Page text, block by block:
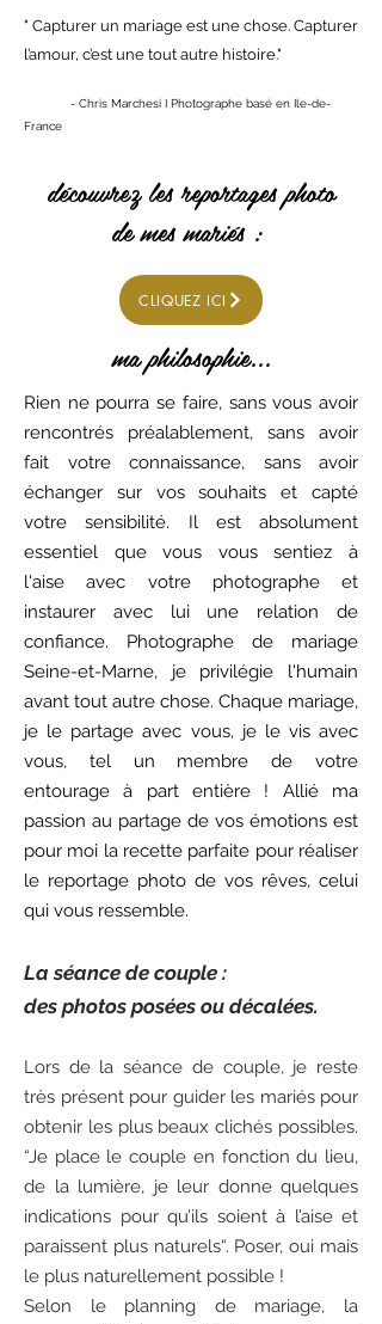
" Capturer un mariage est une chose. Capturer
l’amour, c’est une tout autre histoire."
- Chris Marchesi I Photographe basé en Ile-de-
France
découvrez les reportages photo
de mes mariés :
CLIQUEZ ICI
ma philosophie...
Rien ne pourra se faire, sans vous avoir
rencontrés préalablement, sans avoir
fait votre connaissance, sans avoir
échanger sur vos souhaits et capté
votre sensibilité. Il est absolument
essentiel que vous vous sentiez à
l'aise avec votre photographe et
instaurer avec lui une relation de
confiance. Photographe de mariage
Seine-et-Marne, je privilégie l'humain
avant tout autre chose. Chaque mariage,
je le partage avec vous, je le vis avec
vous, tel un membre de votre
entourage à part entière ! Allié ma
passion au partage de vos émotions est
pour moi la recette parfaite pour réaliser
le reportage photo de vos rêves, celui
qui vous ressemble.
La séance de couple :
des photos posées ou décalées.
Lors de la séance de couple, je reste
très présent pour guider les mariés pour
obtenir les plus beaux clichés possibles.
“Je place le couple en fonction du lieu,
de la lumière, je leur donne quelques
indications pour qu’ils soient à l’aise et
paraissent plus naturels“. Poser, oui mais
le plus naturellement possible !
Selon le planning de mariage, la